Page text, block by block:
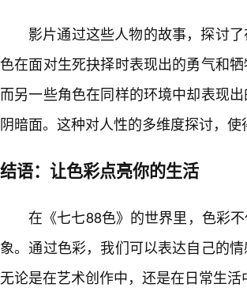
影片通过这些人物的故事，探讨
色在面对生死抉择时表现出的勇气和
而另一些角色在同样的环境中却表现
阴暗面。这种对人性的多维度探讨，
结语：让色彩点亮你的生活
在《七七88色》的世界里，色彩
象。通过色彩，我们可以表达自己的
无论是在艺术创作中，还是在日常生